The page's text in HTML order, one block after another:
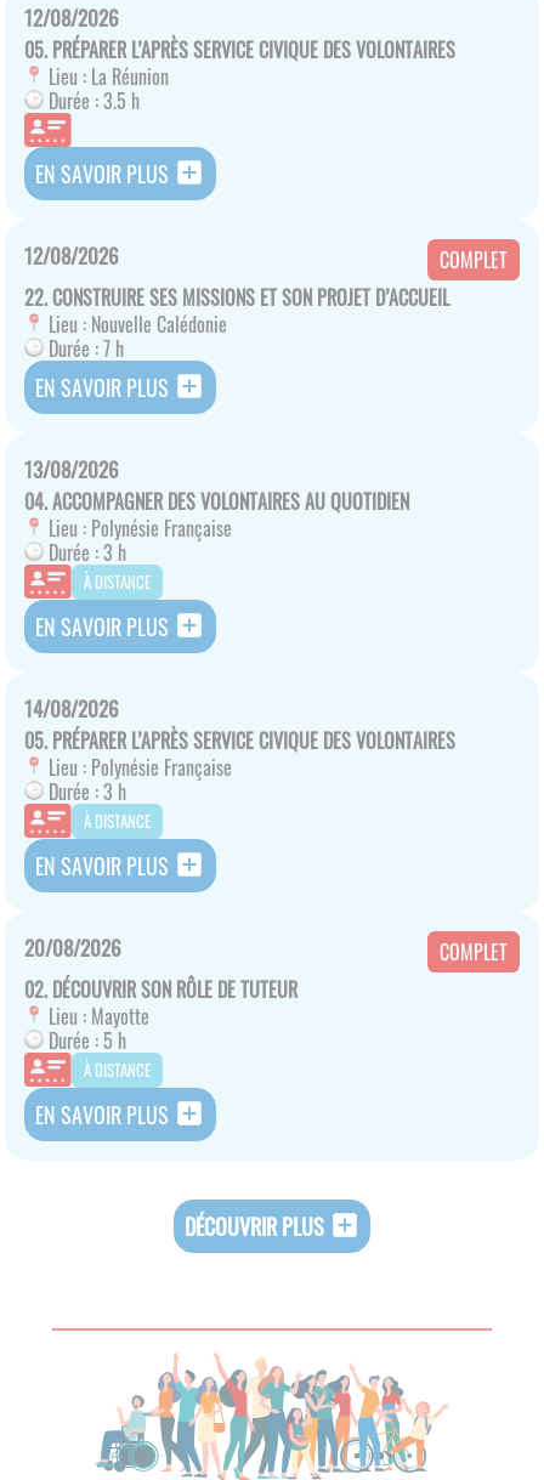
12/08/2026
05. PRÉPARER L’APRÈS SERVICE CIVIQUE DES VOLONTAIRES
Lieu : La Réunion
Durée :3.5 h
EN SAVOIR PLUS add_box
12/08/2026
COMPLET
22. CONSTRUIRE SES MISSIONS ET SON PROJET D’ACCUEIL
Lieu : Nouvelle Calédonie
Durée :7 h
EN SAVOIR PLUS add_box
13/08/2026
04. ACCOMPAGNER DES VOLONTAIRES AU QUOTIDIEN
Lieu : Polynésie Française
Durée :3 h
À DISTANCE
EN SAVOIR PLUS add_box
14/08/2026
05. PRÉPARER L’APRÈS SERVICE CIVIQUE DES VOLONTAIRES
Lieu : Polynésie Française
Durée :3 h
À DISTANCE
EN SAVOIR PLUS add_box
20/08/2026
COMPLET
02. DÉCOUVRIR SON RÔLE DE TUTEUR
Lieu : Mayotte
Durée : 5 h
À DISTANCE
EN SAVOIR PLUS add_box
DÉCOUVRIR PLUS add_box